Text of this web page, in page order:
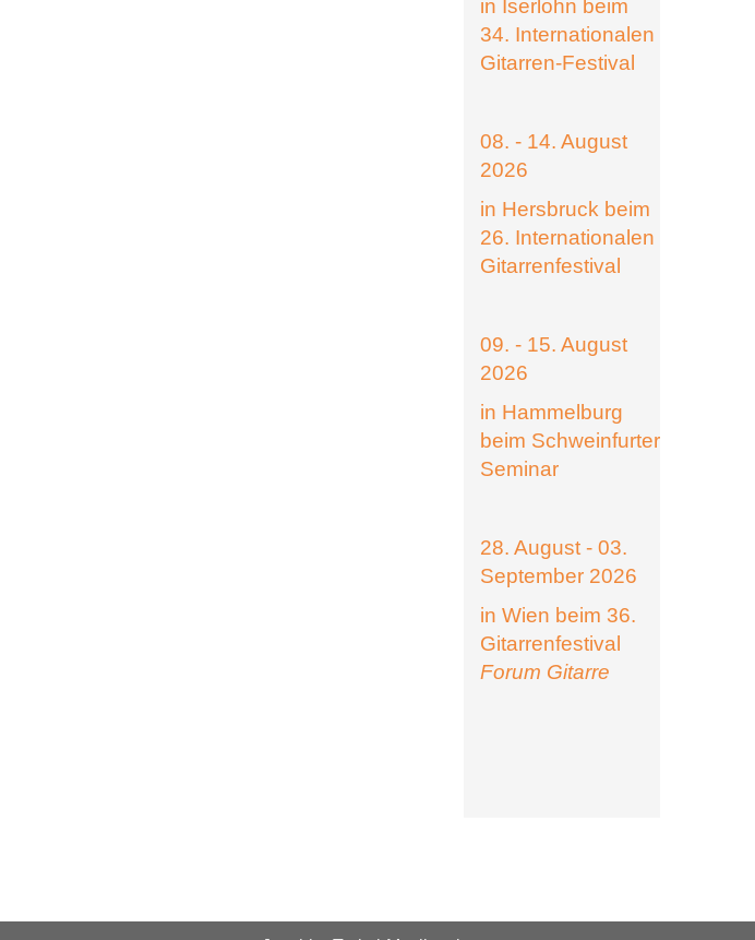
in Iserlohn beim
34. Internationalen
Gitarren-Festival
08. - 14. August
2026
in Hersbruck beim
26. Internationalen
Gitarrenfestival
09. - 15. August
2026
in Hammelburg
beim Schweinfurter
Seminar
28. August - 03.
September 2026
in Wien beim 36.
Gitarrenfestival
Forum Gitarre